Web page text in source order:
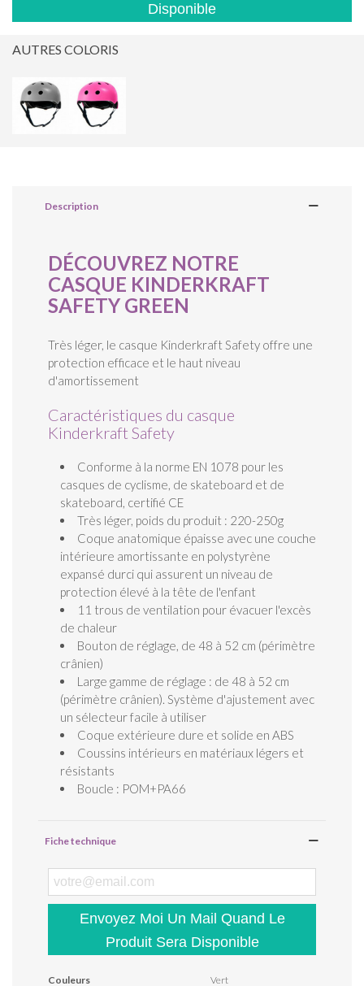
Disponible
AUTRES COLORIS
Description
DÉCOUVREZ NOTRE
CASQUE KINDERKRAFT
SAFETY GREEN
Très léger, le casque Kinderkraft Safety offre une
protection efficace et le haut niveau
d'amortissement
Caractéristiques du casque
Kinderkraft Safety
Conforme à la norme EN 1078 pour les
casques de cyclisme, de skateboard et de
skateboard, certifié CE
Très léger, poids du produit : 220-250g
Coque anatomique épaisse avec une couche
intérieure amortissante en polystyrène
expansé durci qui assurent un niveau de
protection élevé à la tête de l'enfant
11 trous de ventilation pour évacuer l'excès
de chaleur
Bouton de réglage, de 48 à 52 cm (périmètre
crânien)
Large gamme de réglage : de 48 à 52 cm
(périmètre crânien). Système d'ajustement avec
un sélecteur facile à utiliser
Coque extérieure dure et solide en ABS
Coussins intérieurs en matériaux légers et
résistants
Boucle : POM+PA66
Fiche technique
Envoyez Moi Un Mail Quand Le
Produit Sera Disponible
Couleurs Vert